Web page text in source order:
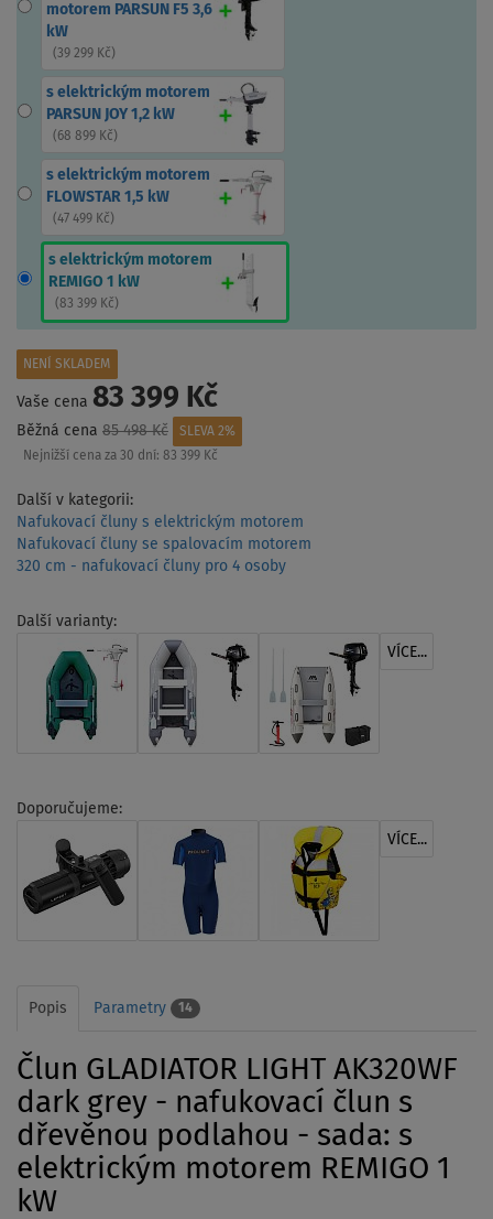
motorem PARSUN F5 3,6
kW
(39 299 Kč)
s elektrickým motorem
PARSUN JOY 1,2 kW
(68 899 Kč)
s elektrickým motorem
FLOWSTAR 1,5 kW
(47 499 Kč)
s elektrickým motorem
REMIGO 1 kW
(83 399 Kč)
NENÍ SKLADEM
Vaše cena 83 399 Kč
Běžná cena 85 498 Kč
SLEVA 2%
Nejnižší cena za 30 dní: 83 399 Kč
Další v kategorii:
Nafukovací čluny s elektrickým motorem
Nafukovací čluny se spalovacím motorem
320 cm - nafukovací čluny pro 4 osoby
Další varianty:
VÍCE...
Doporučujeme:
VÍCE...
Popis Parametry 14
Člun GLADIATOR LIGHT AK320WF
dark grey - nafukovací člun s
dřevěnou podlahou - sada: s
elektrickým motorem REMIGO 1
kW